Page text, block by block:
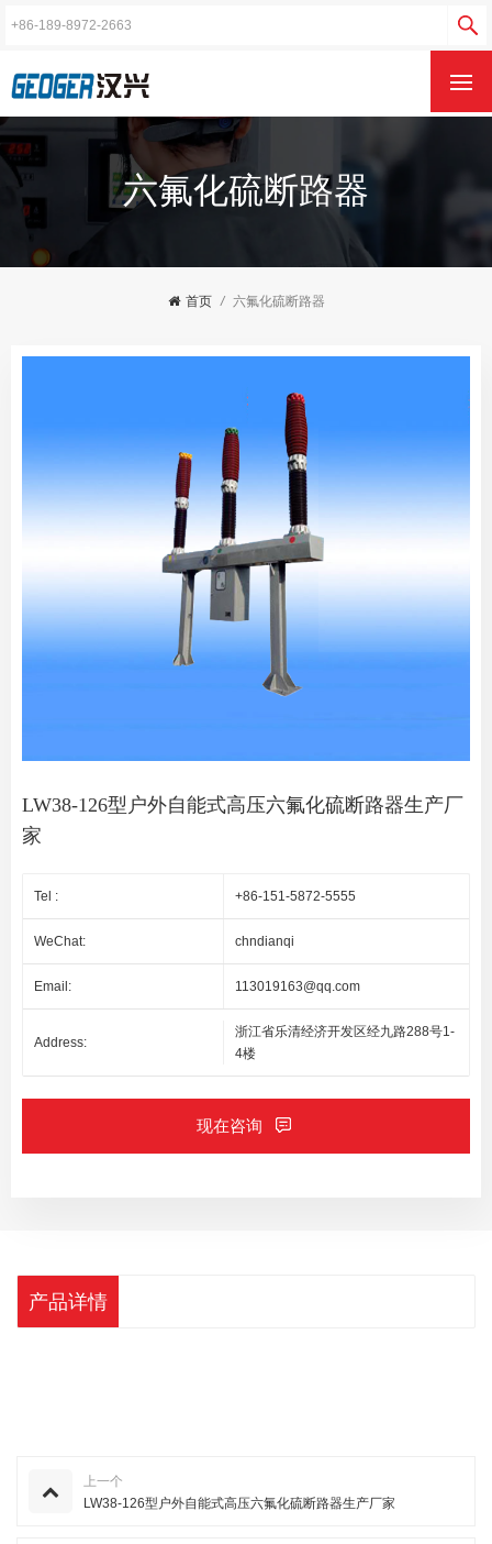
六氟化硫断路器
首页 / 六氟化硫断路器
LW38-126型户外自能式高压六氟化硫断路器生产厂
家
Tel : +86-151-5872-5555
WeChat: chndianqi
Email: 113019163@qq.com
Address:
浙江省乐清经济开发区经九路288号1-
4楼
现在咨询
产品详情
上一个
LW38-126型户外自能式高压六氟化硫断路器生产厂家